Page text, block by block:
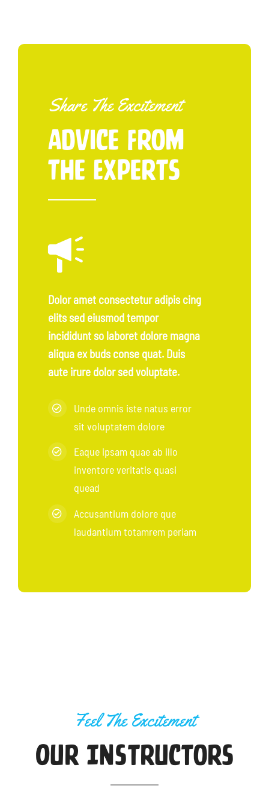
Share The Excitement
Advice From
The Experts
Dolor amet consectetur adipis cing
elits sed eiusmod tempor
incididunt so laboret dolore magna
aliqua ex buds conse quat. Duis
aute irure dolor sed voluptate.
Unde omnis iste natus error
sit voluptatem dolore
Eaque ipsam quae ab illo
inventore veritatis quasi
quead
Accusantium dolore que
laudantium totamrem periam
Feel The Excitement
Our Instructors